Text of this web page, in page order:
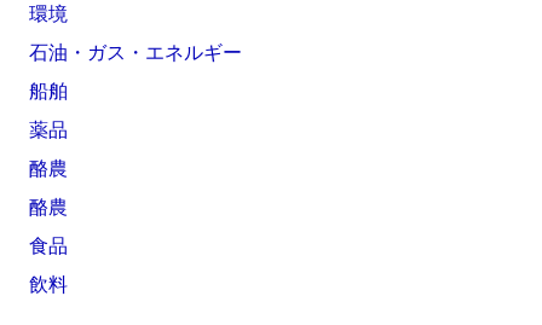
環境
石油・ガス・エネルギー
船舶
薬品
酪農
酪農
食品
飲料